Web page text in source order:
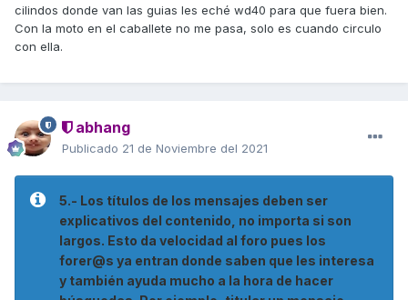
cilindos donde van las guias les eché wd40 para que fuera bien.
Con la moto en el caballete no me pasa, solo es cuando circulo
con ella.
abhang
Publicado 21 de Noviembre del 2021
5.- Los títulos de los mensajes deben ser
explicativos del contenido, no importa si son
largos. Esto da velocidad al foro pues los
forer@s ya entran donde saben que les interesa
y también ayuda mucho a la hora de hacer